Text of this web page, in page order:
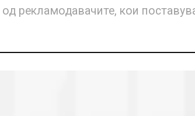
рекламодавачите, кои